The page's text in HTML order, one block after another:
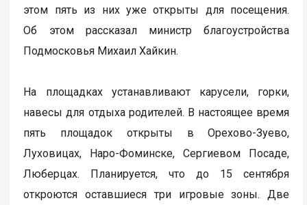
этом пять из них уже открыты для посещения.
Об этом рассказал министр благоустройства
Подмосковья Михаил Хайкин.
На площадках устанавливают карусели, горки,
навесы для отдыха родителей. В настоящее время
пять площадок открыты в Орехово-Зуево,
Луховицах, Наро-Фоминске, Сергиевом Посаде,
Люберцах. Планируется, что до 15 сентября
откроются оставшиеся три игровые зоны. Две